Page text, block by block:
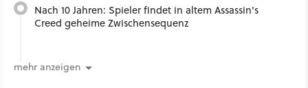
Nach 10 Jahren: Spieler findet in altem Assassin's
Creed geheime Zwischensequenz
mehr anzeigen